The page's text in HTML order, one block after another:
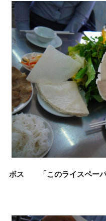
ボス 「このライスペーパ